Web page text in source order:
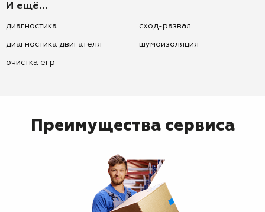
И ещё...
диагностика
диагностика двигателя
очистка егр
сход-развал
шумоизоляция
Преимущества сервиса